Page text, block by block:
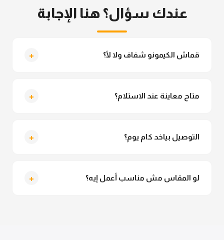
عندك سؤال؟ هنا الإجابة
قماش الكيمونو شفاف ولا لأ؟ +
متاح معاينة عند الاستلام؟ +
التوصيل بياخد كام يوم؟ +
لو المقاس مش مناسب أعمل إيه؟ +